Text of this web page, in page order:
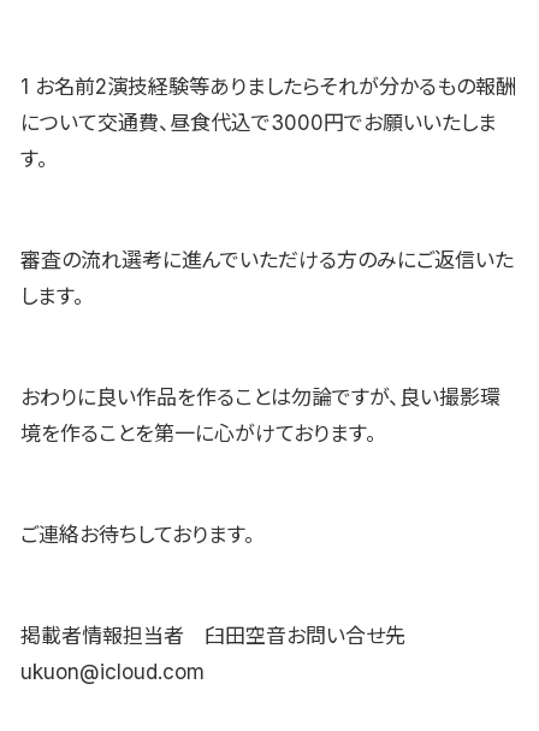
1 お名前2演技経験等ありましたらそれが分かるもの報酬
について交通費、昼食代込で3000円でお願いいたしま
す。
審査の流れ選考に進んでいただける方のみにご返信いた
します。
おわりに良い作品を作ることは勿論ですが、良い撮影環
境を作ることを第一に心がけております。
ご連絡お待ちしております。
掲載者情報担当者 臼田空音お問い合せ先
ukuon@icloud.com